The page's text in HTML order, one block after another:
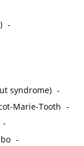
-
syndrome) -
Marie-Tooth -
-
-